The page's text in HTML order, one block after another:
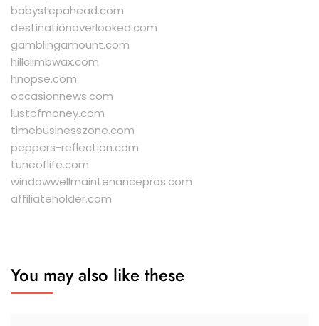
babystepahead.com
destinationoverlooked.com
gamblingamount.com
hillclimbwax.com
hnopse.com
occasionnews.com
lustofmoney.com
timebusinesszone.com
peppers-reflection.com
tuneoflife.com
windowwellmaintenancepros.com
affiliateholder.com
You may also like these